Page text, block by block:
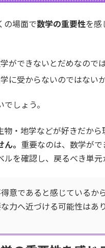
の場面で数学の重要性を感
ができないとだめなので
に受からないのではないか
しょう。
・地学などが好きだから
。 重要なのは、数学がで
を確認し、戻るべき単元
意であると感じているか
力へ近づける可能性はあり